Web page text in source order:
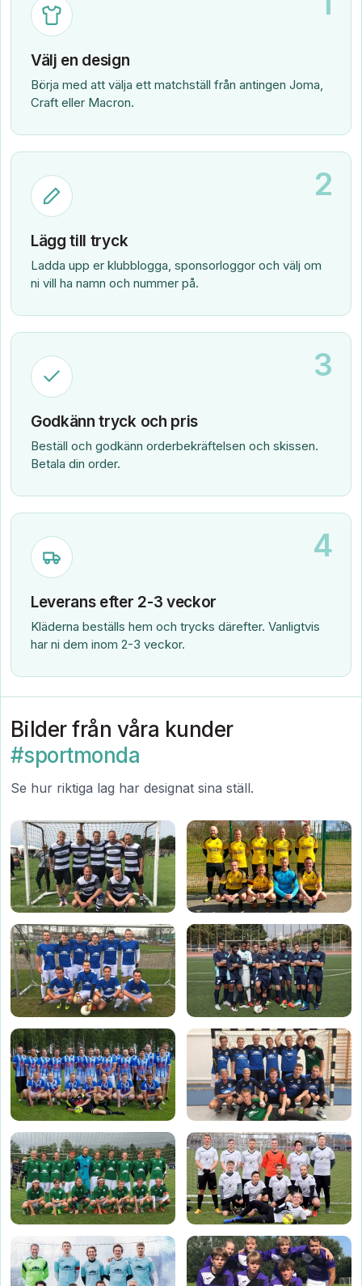
Välj en design
Börja med att välja ett matchställ från antingen Joma,
Craft eller Macron.
2
Lägg till tryck
Ladda upp er klubblogga, sponsorloggor och välj om
ni vill ha namn och nummer på.
3
Godkänn tryck och pris
Beställ och godkänn orderbekräftelsen och skissen.
Betala din order.
4
Leverans efter 2-3 veckor
Kläderna beställs hem och trycks därefter. Vanligtvis
har ni dem inom 2-3 veckor.
Bilder från våra kunder
#sportmonda
Se hur riktiga lag har designat sina ställ.